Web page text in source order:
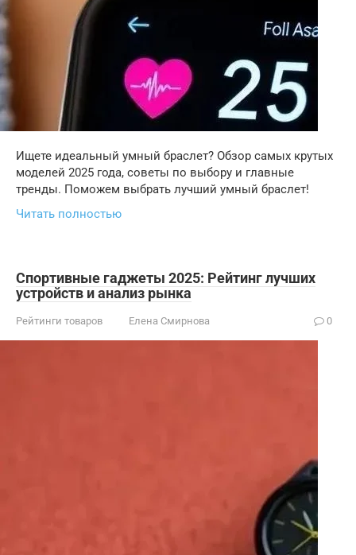
Ищете идеальный умный браслет? Обзор самых крутых
моделей 2025 года, советы по выбору и главные
тренды. Поможем выбрать лучший умный браслет!
Читать полностью
Спортивные гаджеты 2025: Рейтинг лучших
устройств и анализ рынка
Рейтинги товаров Елена Смирнова 0